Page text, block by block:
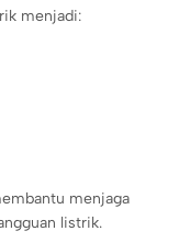
menjadi:
menjaga
listrik.